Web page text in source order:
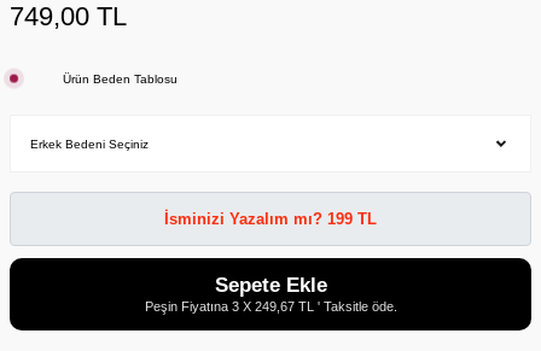
749,00 TL
Ürün Beden Tablosu
İsminizi Yazalım mı? 199 TL
Sepete Ekle
Peşin Fiyatına 3 X 249,67 TL ' Taksitle öde.